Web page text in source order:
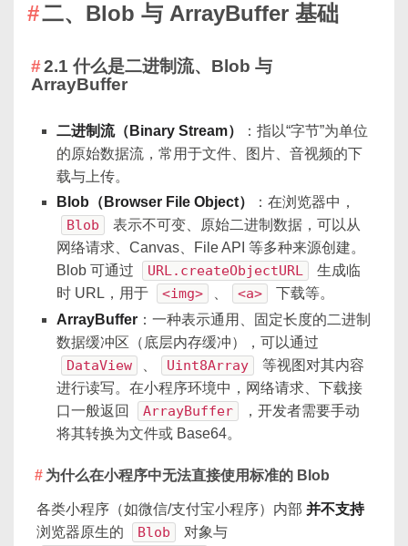
二、Blob 与 ArrayBuffer 基础
2.1 什么是二进制流、Blob 与
ArrayBuffer
二进制流（Binary Stream）
：指以“字节”为单位
的原始数据流，常用于文件、图片、音视频的下
载与上传。
Blob（Browser File Object）
：在浏览器中，
Blob
表示不可变、原始二进制数据，可以从
网络请求、Canvas、File API 等多种来源创建。
Blob 可通过
URL.createObjectURL
生成临
时 URL，用于
<img> <a>
下载等。
ArrayBuffer ：一种表示通用、固定长度的二进制
数据缓冲区（底层内存缓冲），可以通过
DataView Uint8Array
等视图对其内容
进行读写。在小程序环境中，网络请求、下载接
口一般返回
ArrayBuffer
，开发者需要手动
将其转换为文件或 Base64。
为什么在小程序中无法直接使用标准的 Blob
各类小程序（如微信/支付宝小程序）内部 并不支持
浏览器原生的
Blob 对象与